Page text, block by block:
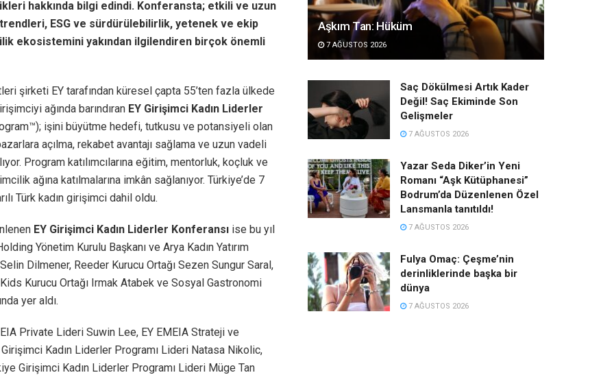
hakkında bilgi edindi. Konferansta; etkili ve uzun
ESG ve sürdürülebilirlik, yetenek ve ekip
ekosistemini yakından ilgilendiren birçok önemli
şirketi EY tarafından küresel çapta 55’ten fazla ülkede
ağında barındıran EY Girişimci Kadın Liderler
işini büyütme hedefi, tutkusu ve potansiyeli olan
açılma, rekabet avantajı sağlama ve uzun vadeli
Program katılımcılarına eğitim, mentorluk, koçluk ve
ağına katılmalarına imkân sağlanıyor. Türkiye’de 7
Türk kadın girişimci dahil oldu.
EY Girişimci Kadın Liderler Konferansı ise bu yıl
Yönetim Kurulu Başkanı ve Arya Kadın Yatırım
Dilmener, Reeder Kurucu Ortağı Sezen Sungur Saral,
Kurucu Ortağı Irmak Atabek ve Sosyal Gastronomi
yer aldı.
Private Lideri Suwin Lee, EY EMEIA Strateji ve
Kadın Liderler Programı Lideri Natasa Nikolic,
Girişimci Kadın Liderler Programı Lideri Müge Tan
Aşkım Tan: Hüküm
7 AĞUSTOS 2026
Saç Dökülmesi Artık Kader
Değil! Saç Ekiminde Son
Gelişmeler
7 AĞUSTOS 2026
Yazar Seda Diker’in Yeni
Romanı “Aşk Kütüphanesi”
Bodrum’da Düzenlenen Özel
Lansmanla tanıtıldı!
7 AĞUSTOS 2026
Fulya Omaç: Çeşme’nin
derinliklerinde başka bir
dünya
7 AĞUSTOS 2026